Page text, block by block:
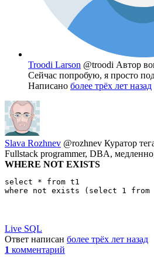
Troodi Larson @troodi Автор
Сейчас попробую, я просто
Написано более трёх лет назад
Slava Rozhnev @rozhnev Куратор
Fullstack programmer, DBA,
WHERE NOT EXISTS
select * from t1
where not exists (select 1
Live SQL
Ответ написан более трёх лет назад
1 комментарий